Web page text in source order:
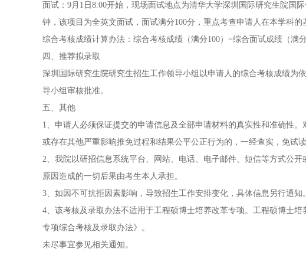
面试：9月1日8:00开始，现场面试地点为清华大学深圳国际研究生院国
钟，该项目为全英文面试，面试满分100分，重点考查申请人在本学科
综合考核成绩计算办法：综合考核成绩（满分100）=综合面试成绩（满分
四、推荐拟录取
深圳国际研究生院研究生招生工作领导小组以申请人的综合考核成绩为
导小组审核批准。
五、其他
1、申请人必须保证提交的申请信息及全部申请材料的真实性和准确性
或存在其他严重影响推免过程和结果公平公正行为的，一经查实，免试
2、我院以研招信息系统平台、网站、电话、电子邮件、短信等方式公
原因造成的一切后果由考生本人承担。
3、如因不可抗拒因素影响，导致招生工作安排变化，具体信息另行通知。
4、该考核及录取办法不适用于工程硕博士培养改革专项。工程硕博士
专项综合考核及录取办法》。
未尽事宜参见相关通知。